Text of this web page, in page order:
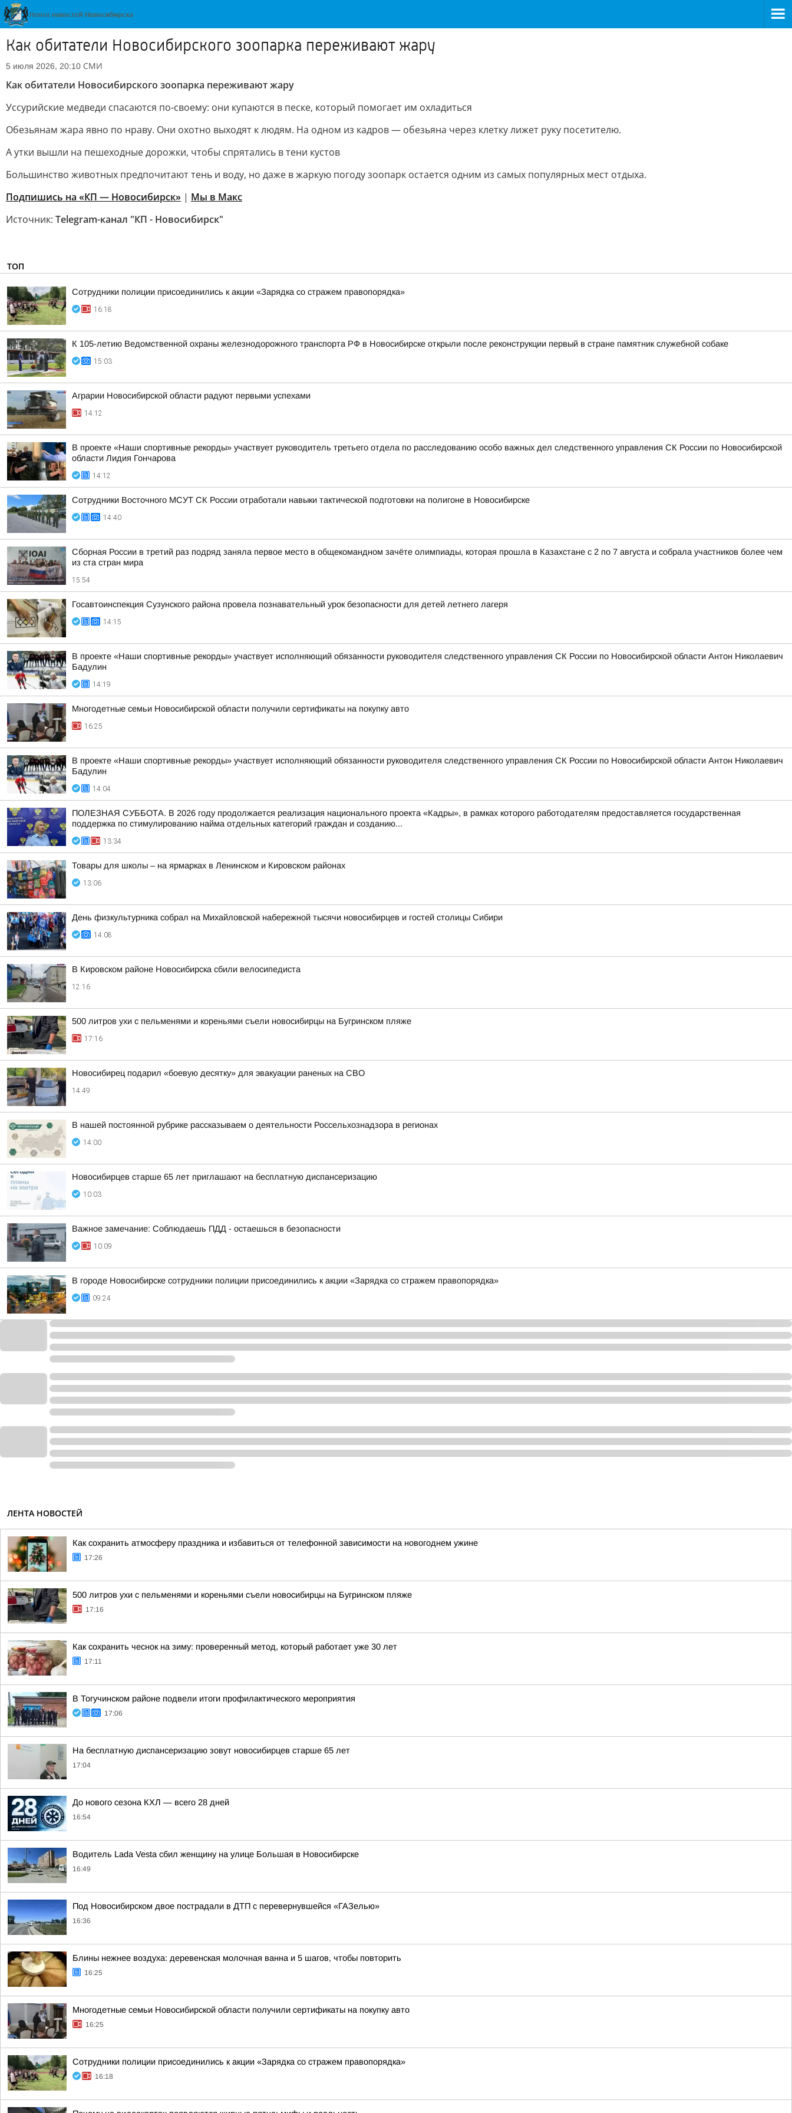
Как обитатели Новосибирского зоопарка переживают жару
5 июля 2026, 20:10 СМИ
Как обитатели Новосибирского зоопарка переживают жару
Уссурийские медведи спасаются по-своему: они купаются в песке, который помогает им охладиться
Обезьянам жара явно по нраву. Они охотно выходят к людям. На одном из кадров — обезьяна через клетку лижет руку посетителю.
А утки вышли на пешеходные дорожки, чтобы спрятались в тени кустов
Большинство животных предпочитают тень и воду, но даже в жаркую погоду зоопарк остается одним из самых популярных мест отдыха.
Подпишись на «КП — Новосибирск» | Мы в Mакс
Источник: Telegram-канал "КП - Новосибирск"
ТОП
Сотрудники полиции присоединились к акции «Зарядка со стражем правопорядка»
16:18
К 105-летию Ведомственной охраны железнодорожного транспорта РФ в Новосибирске открыли после реконструкции первый в стране памятник служебной собаке
15:03
Аграрии Новосибирской области радуют первыми успехами
14:12
В проекте «Наши спортивные рекорды» участвует руководитель третьего отдела по расследованию особо важных дел следственного управления СК России по Новосибирской
области Лидия Гончарова
14:12
Сотрудники Восточного МСУТ СК России отработали навыки тактической подготовки на полигоне в Новосибирске
14:40
Сборная России в третий раз подряд заняла первое место в общекомандном зачёте олимпиады, которая прошла в Казахстане с 2 по 7 августа и собрала участников более чем
из ста стран мира
15:54
Госавтоинспекция Сузунского района провела познавательный урок безопасности для детей летнего лагеря
14:15
В проекте «Наши спортивные рекорды» участвует исполняющий обязанности руководителя следственного управления СК России по Новосибирской области Антон Николаевич
Бадулин
14:19
Многодетные семьи Новосибирской области получили сертификаты на покупку авто
16:25
В проекте «Наши спортивные рекорды» участвует исполняющий обязанности руководителя следственного управления СК России по Новосибирской области Антон Николаевич
Бадулин
14:04
ПОЛЕЗНАЯ СУББОТА. В 2026 году продолжается реализация национального проекта «Кадры», в рамках которого работодателям предоставляется государственная
поддержка по стимулированию найма отдельных категорий граждан и созданию...
13:34
Товары для школы – на ярмарках в Ленинском и Кировском районах
13:06
День физкультурника собрал на Михайловской набережной тысячи новосибирцев и гостей столицы Сибири
14:08
В Кировском районе Новосибирска сбили велосипедиста
12:16
500 литров ухи с пельменями и кореньями съели новосибирцы на Бугринском пляже
17:16
Новосибирец подарил «боевую десятку» для эвакуации раненых на СВО
14:49
В нашей постоянной рубрике рассказываем о деятельности Россельхознадзора в регионах
14:00
Новосибирцев старше 65 лет приглашают на бесплатную диспансеризацию
10:03
Важное замечание: Соблюдаешь ПДД - остаешься в безопасности
10:09
В городе Новосибирске сотрудники полиции присоединились к акции «Зарядка со стражем правопорядка»
09:24
ЛЕНТА НОВОСТЕЙ
Как сохранить атмосферу праздника и избавиться от телефонной зависимости на новогоднем ужине
17:26
500 литров ухи с пельменями и кореньями съели новосибирцы на Бугринском пляже
17:16
Как сохранить чеснок на зиму: проверенный метод, который работает уже 30 лет
17:11
В Тогучинском районе подвели итоги профилактического мероприятия
17:06
На бесплатную диспансеризацию зовут новосибирцев старше 65 лет
17:04
До нового сезона КХЛ — всего 28 дней
16:54
Водитель Lada Vesta сбил женщину на улице Большая в Новосибирске
16:49
Под Новосибирском двое пострадали в ДТП с перевернувшейся «ГАЗелью»
16:36
Блины нежнее воздуха: деревенская молочная ванна и 5 шагов, чтобы повторить
16:25
Многодетные семьи Новосибирской области получили сертификаты на покупку авто
16:25
Сотрудники полиции присоединились к акции «Зарядка со стражем правопорядка»
16:18